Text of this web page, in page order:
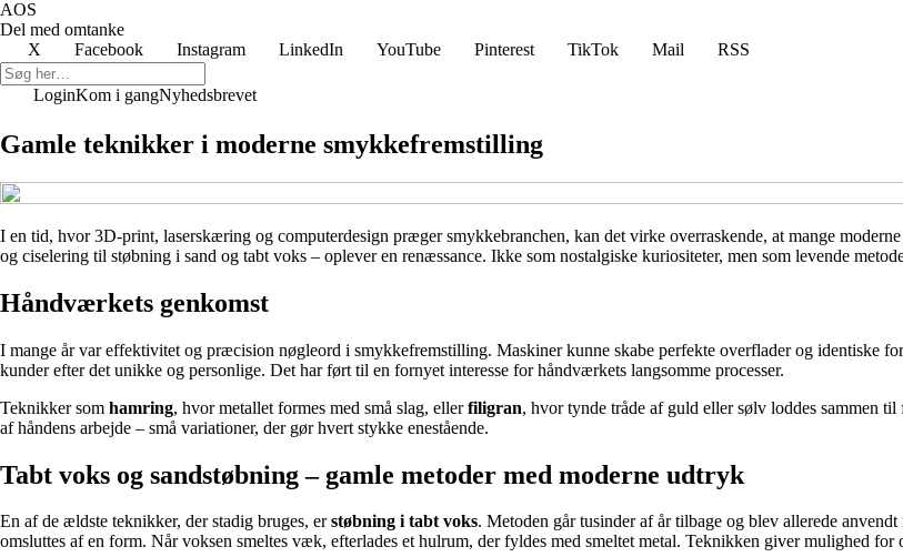
AOS
Del med omtanke
X
Facebook Instagram LinkedIn YouTube Pinterest TikTok Mail RSS
LoginKom i gangNyhedsbrevet
Gamle teknikker i moderne smykkefremstilling
I en tid, hvor 3D-print, laserskæring og computerdesign præger smykkebranchen, kan det virke overraskende, at mange
og ciselering til støbning i sand og tabt voks – oplever en renæssance. Ikke som nostalgiske kuriositeter, men som levende
Håndværkets genkomst
I mange år var effektivitet og præcision nøgleord i smykkefremstilling. Maskiner kunne skabe perfekte overflader og identiske
kunder efter det unikke og personlige. Det har ført til en fornyet interesse for håndværkets langsomme processer.
Teknikker som hamring, hvor metallet formes med små slag, ellerfiligran, hvor tynde tråde af guld eller sølv loddes sammen
af håndens arbejde – små variationer, der gør hvert stykke enestående.
Tabt voks og sandstøbning – gamle metoder med moderne udtryk
En af de ældste teknikker, der stadig bruges, erstøbning i tabt voks. Metoden går tusinder af år tilbage og blev allerede
omsluttes af en form. Når voksen smeltes væk, efterlades et hulrum, der fyldes med smeltet metal. Teknikken giver mulighed